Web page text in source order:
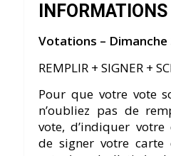
Votations – Dimanche
REMPLIR + SIGNER +
Pour que votre vote
n’oubliez pas de
vote, d’indiquer votre
de signer votre carte